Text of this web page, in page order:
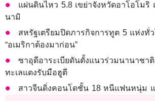
แผ่นดินไหว 5.8 เขย่าจังหวัดอาโอโม
นามิ
สหรัฐเตรียมปิดภารกิจการทูต 5 แห่งทั่
“อเมริกาต้องมาก่อน”
ซาอุดีอาระเบียดันตั้งแนวร่วมนานาชา
ทะเลแดงรับมือฮูตี
สาวจีนดิ่งคอนโดชั้น 18 หนีแฟนหนุ่ม